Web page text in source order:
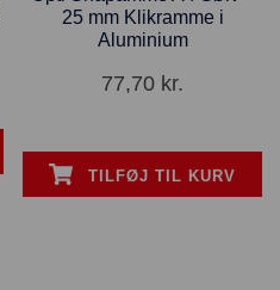
25 mm Klikramme i
Aluminium
77,70 kr.
TILFØJ TIL KURV